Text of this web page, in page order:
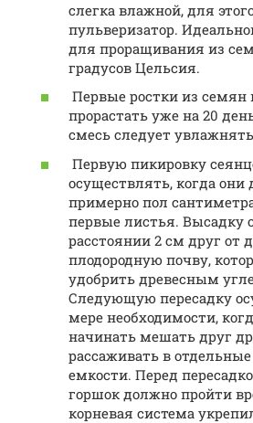
слегка влажной, для
пульверизатор.
для проращивания из
градусов Цельсия.
Первые ростки из семян
прорастать уже на 20
смесь следует
Первую пикировку
осуществлять, когда
примерно пол
первые листья. Высадку
расстоянии 2 см друг от
плодородную почву,
удобрить древесным
Следующую пересадку
мере необходимости,
начинать мешать друг
рассаживать в
емкости. Перед
горшок должно пройти
корневая система